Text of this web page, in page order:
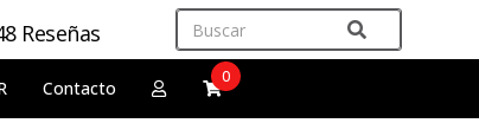
Reseñas
Contacto
0